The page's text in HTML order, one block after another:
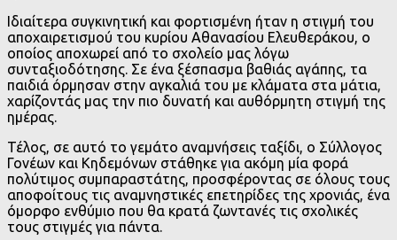
Ιδιαίτερα συγκινητική και φορτισμένη ήταν η στιγμή του
αποχαιρετισμού του κυρίου Αθανασίου Ελευθεράκου, ο
οποίος αποχωρεί από το σχολείο μας λόγω
συνταξιοδότησης. Σε ένα ξέσπασμα βαθιάς αγάπης, τα
παιδιά όρμησαν στην αγκαλιά του με κλάματα στα μάτια,
χαρίζοντάς μας την πιο δυνατή και αυθόρμητη στιγμή της
ημέρας.
Τέλος, σε αυτό το γεμάτο αναμνήσεις ταξίδι, ο Σύλλογος
Γονέων και Κηδεμόνων στάθηκε για ακόμη μία φορά
πολύτιμος συμπαραστάτης, προσφέροντας σε όλους τους
αποφοίτους τις αναμνηστικές επετηρίδες της χρονιάς, ένα
όμορφο ενθύμιο που θα κρατά ζωντανές τις σχολικές
τους στιγμές για πάντα.